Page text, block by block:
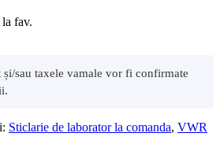
fav.
și/sau taxele vamale vor fi confirmate
Sticlarie de laborator la comanda, VWR